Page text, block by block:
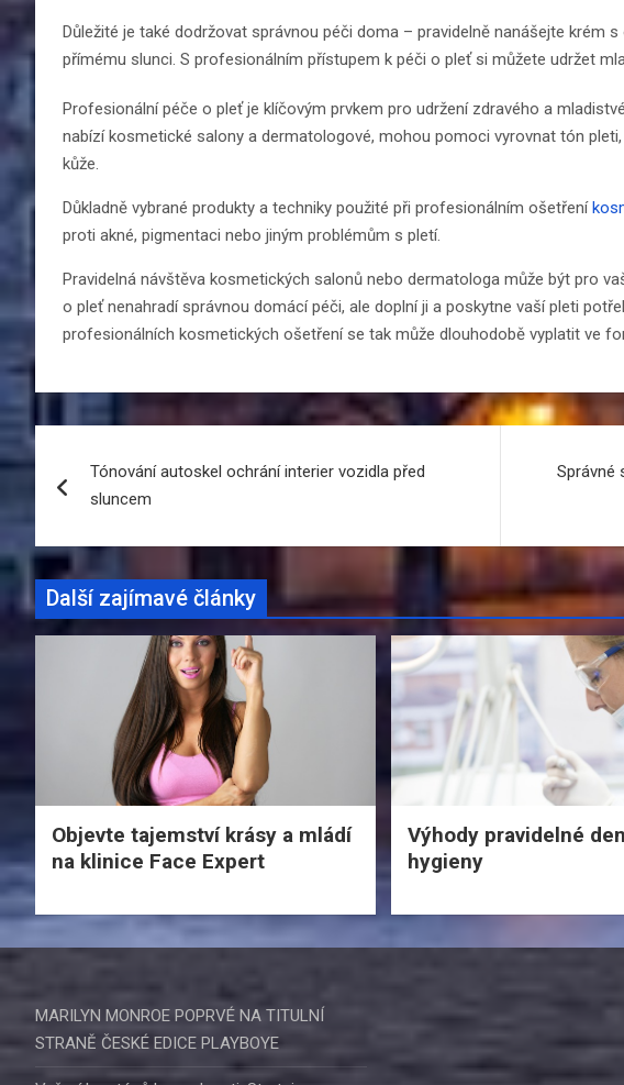
Důležité je také dodržovat správnou péči doma – pravidelně nanášejte krém
přímému slunci. S profesionálním přístupem k péči o pleť si můžete udržet
Profesionální péče o pleť je klíčovým prvkem pro udržení zdravého a
nabízí kosmetické salony a dermatologové, mohou pomoci vyrovnat tón
kůže.
Důkladně vybrané produkty a techniky použité při profesionálním ošetření
proti akné, pigmentaci nebo jiným problémům s pletí.
Pravidelná návštěva kosmetických salonů nebo dermatologa může být pro
o pleť nenahradí správnou domácí péči, ale doplní ji a poskytne vaší pleti
profesionálních kosmetických ošetření se tak může dlouhodobě vyplatit ve
Navigace
pro
příspěvek
Tónování autoskel ochrání interier vozidla před
sluncem
Správné
Další zajímavé články
Objevte tajemství krásy a mládí
na klinice Face Expert
Výhody pravidelné
hygieny
MARILYN MONROE POPRVÉ NA TITULNÍ
STRANĚ ČESKÉ EDICE PLAYBOYE